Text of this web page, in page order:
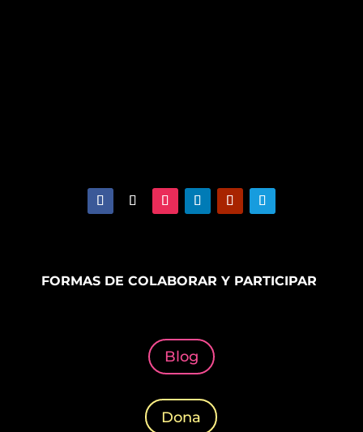
FORMAS DE COLABORAR Y PARTICIPAR
Blog
Dona